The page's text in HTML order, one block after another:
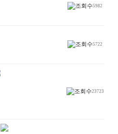
5982
5722
23723